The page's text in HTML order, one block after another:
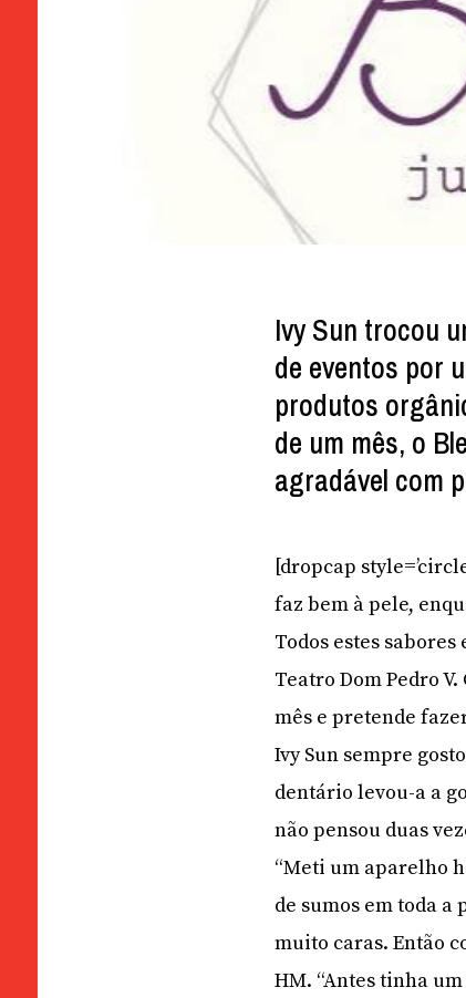
Ivy Sun trocou
de eventos por
produtos
de um mês, o
agradável com
[dropcap
faz bem à pele,
Todos estes
Teatro Dom Pedro
mês e pretende
Ivy Sun sempre
dentário levou-a a
não pensou duas
“Meti um aparelho
de sumos em toda
muito caras. Então
HM. “Antes tinha